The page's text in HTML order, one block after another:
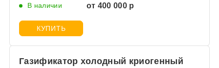
В наличии от 400 000 р
КУПИТЬ
Газификатор холодный криогенный